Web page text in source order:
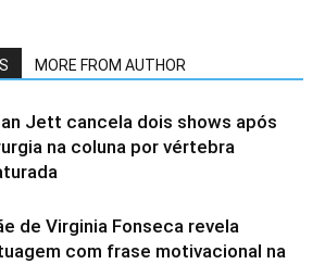
MORE FROM AUTHOR
Jett cancela dois shows após
na coluna por vértebra
de Virginia Fonseca revela
com frase motivacional na